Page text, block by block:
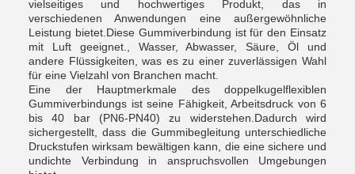
vielseitiges und hochwertiges Produkt, das in
verschiedenen Anwendungen eine außergewöhnliche
Leistung bietet.Diese Gummiverbindung ist für den Einsatz
mit Luft geeignet., Wasser, Abwasser, Säure, Öl und
andere Flüssigkeiten, was es zu einer zuverlässigen Wahl
für eine Vielzahl von Branchen macht.
Eine der Hauptmerkmale des doppelkugelflexiblen
Gummiverbindungs ist seine Fähigkeit, Arbeitsdruck von 6
bis 40 bar (PN6-PN40) zu widerstehen.Dadurch wird
sichergestellt, dass die Gummibegleitung unterschiedliche
Druckstufen wirksam bewältigen kann, die eine sichere und
undichte Verbindung in anspruchsvollen Umgebungen